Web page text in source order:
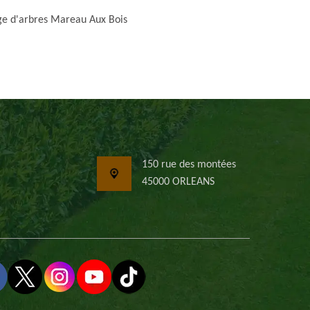
d'arbres Mareau Aux Bois
150 rue des montées
45000 ORLEANS